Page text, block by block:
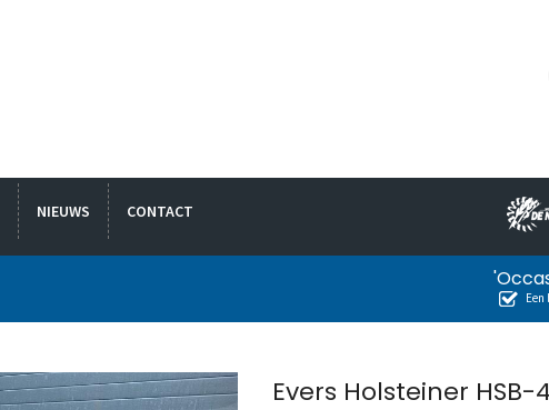
NIEUWS CONTACT
Evers Holsteiner HSB-